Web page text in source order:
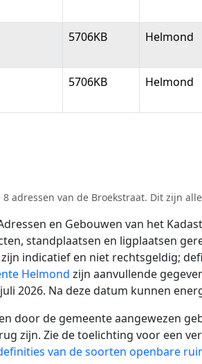
5706KB Helmond
5706KB Helmond
adressen van de Broekstraat. Dit zijn
en Gebouwen van het
standplaatsen en ligplaatsen
indicatief en niet rechtsgeldig;
Helmond zijn aanvullende
2026. Na deze datum kunnen
door de gemeente aangewezen
zijn. Zie de toelichting voor een
van de soorten openbare